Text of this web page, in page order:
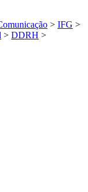
> IFG >
> DDRH >